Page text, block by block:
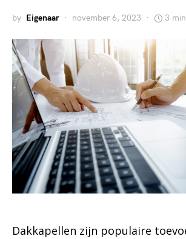
by Eigenaar november 6, 2023 3
Dakkapellen zijn populaire